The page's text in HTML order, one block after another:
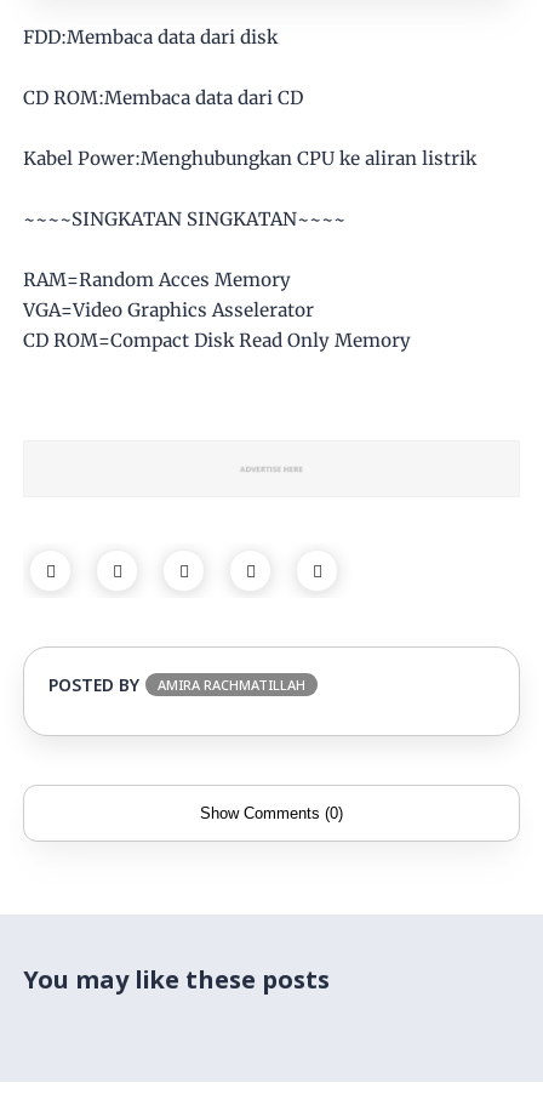
FDD:Membaca data dari disk
CD ROM:Membaca data dari CD
Kabel Power:Menghubungkan CPU ke aliran listrik
~~~~SINGKATAN SINGKATAN~~~~
RAM=Random Acces Memory
VGA=Video Graphics Asselerator
CD ROM=Compact Disk Read Only Memory
POSTED BY AMIRA RACHMATILLAH
Show Comments (0)
You may like these posts